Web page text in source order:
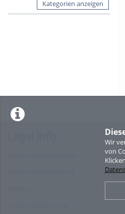
Wir
von
Kategorien anzeigen